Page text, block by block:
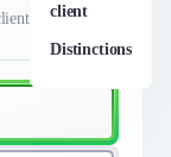
client
Distinctions